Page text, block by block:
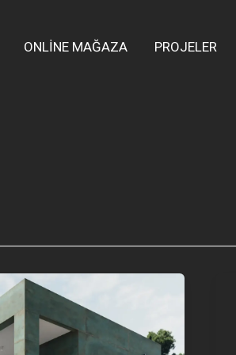
ONLİNE MAĞAZA PROJELER